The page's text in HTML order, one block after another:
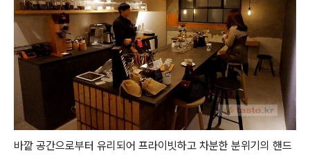
바깥 공간으로부터 유리되어 프라이빗하고 차분한 분위기의 핸드